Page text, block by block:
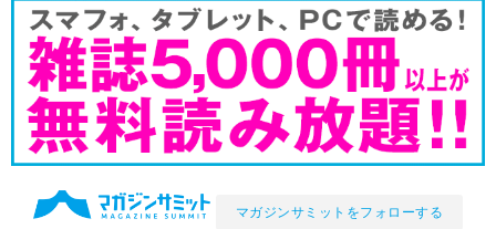
マガジンサミットをフォローする